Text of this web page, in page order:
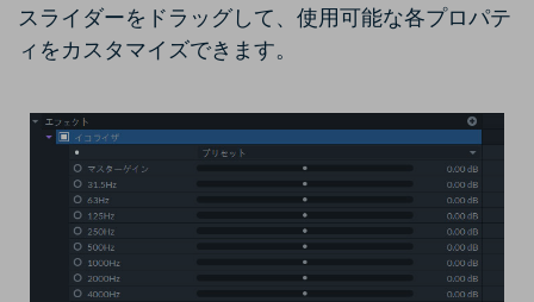
スライダーをドラッグして、使用可能な各プロパテ
ィをカスタマイズできます。